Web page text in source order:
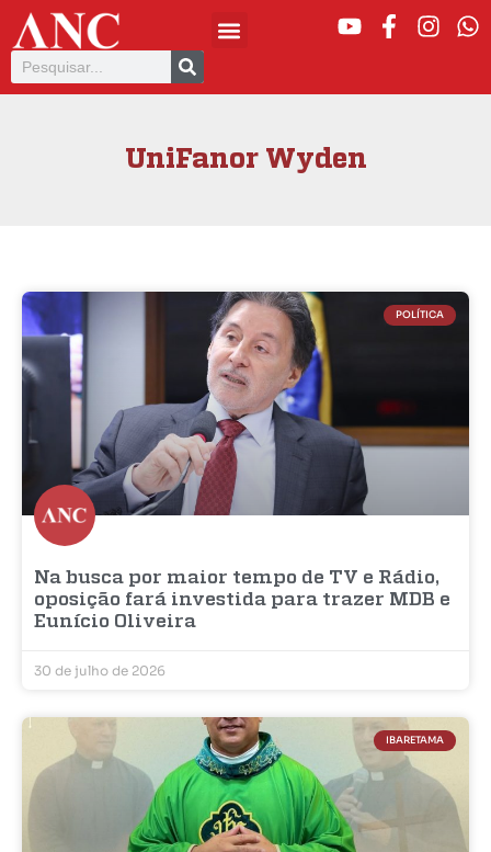
UniFanor Wyden
POLÍTICA
Na busca por maior tempo de TV e Rádio,
oposição fará investida para trazer MDB e
Eunício Oliveira
30 de julho de 2026
IBARETAMA